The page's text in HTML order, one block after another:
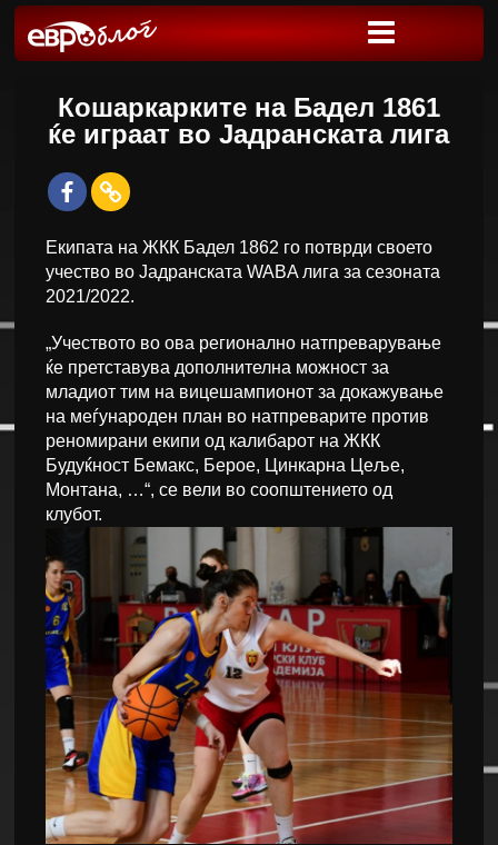
Кошаркарките на Бадел 1861
ќе играат во Јадранската лига
Екипата на ЖКК Бадел 1862 го потврди своето
учество во Јадранската WABA лига за сезоната
2021/2022.
„Учеството во ова регионално натпреварување
ќе претставува дополнителна можност за
младиот тим на вицешампионот за докажување
на меѓународен план во натпреварите против
реномирани екипи од калибарот на ЖКК
Будуќност Бемакс, Берое, Цинкарна Цеље,
Монтана, …“, се вели во соопштението од
клубот.